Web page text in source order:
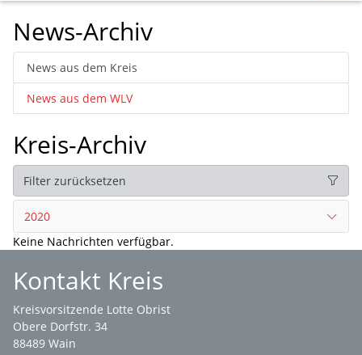
News-Archiv
News aus dem Kreis
News aus dem WLV
Kreis-Archiv
Filter zurücksetzen
2020
Keine Nachrichten verfügbar.
Kontakt Kreis
Kreisvorsitzende Lotte Obrist
Obere Dorfstr. 34
88489 Wain